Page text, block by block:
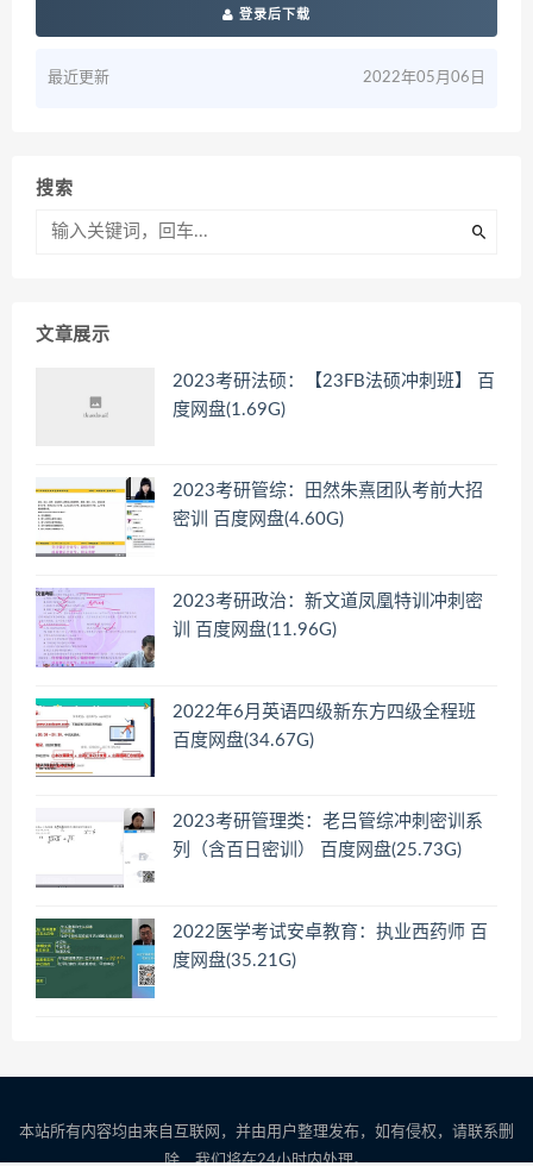
登录后下载
最近更新 2022年05月06日
搜索
文章展示
2023考研法硕：【23FB法硕冲刺班】 百
度网盘(1.69G)
2023考研管综：田然朱熹团队考前大招
密训 百度网盘(4.60G)
2023考研政治：新文道凤凰特训冲刺密
训 百度网盘(11.96G)
2022年6月英语四级新东方四级全程班
百度网盘(34.67G)
2023考研管理类：老吕管综冲刺密训系
列（含百日密训） 百度网盘(25.73G)
2022医学考试安卓教育：执业西药师 百
度网盘(35.21G)
本站所有内容均由来自互联网，并由用户整理发布，如有侵权，请联系删
除，我们将在24小时内处理。